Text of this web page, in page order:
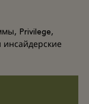
участника
Privilege,